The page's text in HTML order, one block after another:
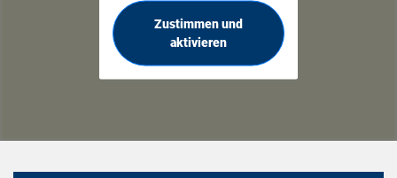
Zustimmen und
aktivieren